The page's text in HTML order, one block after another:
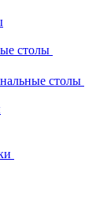
столы
столы